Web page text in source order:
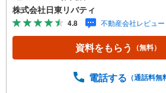
介できます。広島市内はもちろん
で6000物件の豊富な情報量!!「実
見て納得して買いたい」広告では
短所を現地でご確認できます。
い。TV電話やLINE等でオンラ
をモットーに、創業以来多くのお
株式会社日東リバティ
4.8 不動産会社レビュ
資料をもらう （無料）
電話する （通話料無